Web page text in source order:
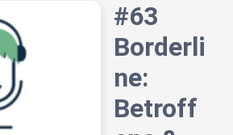
#63
Borderli
ne:
Betroff